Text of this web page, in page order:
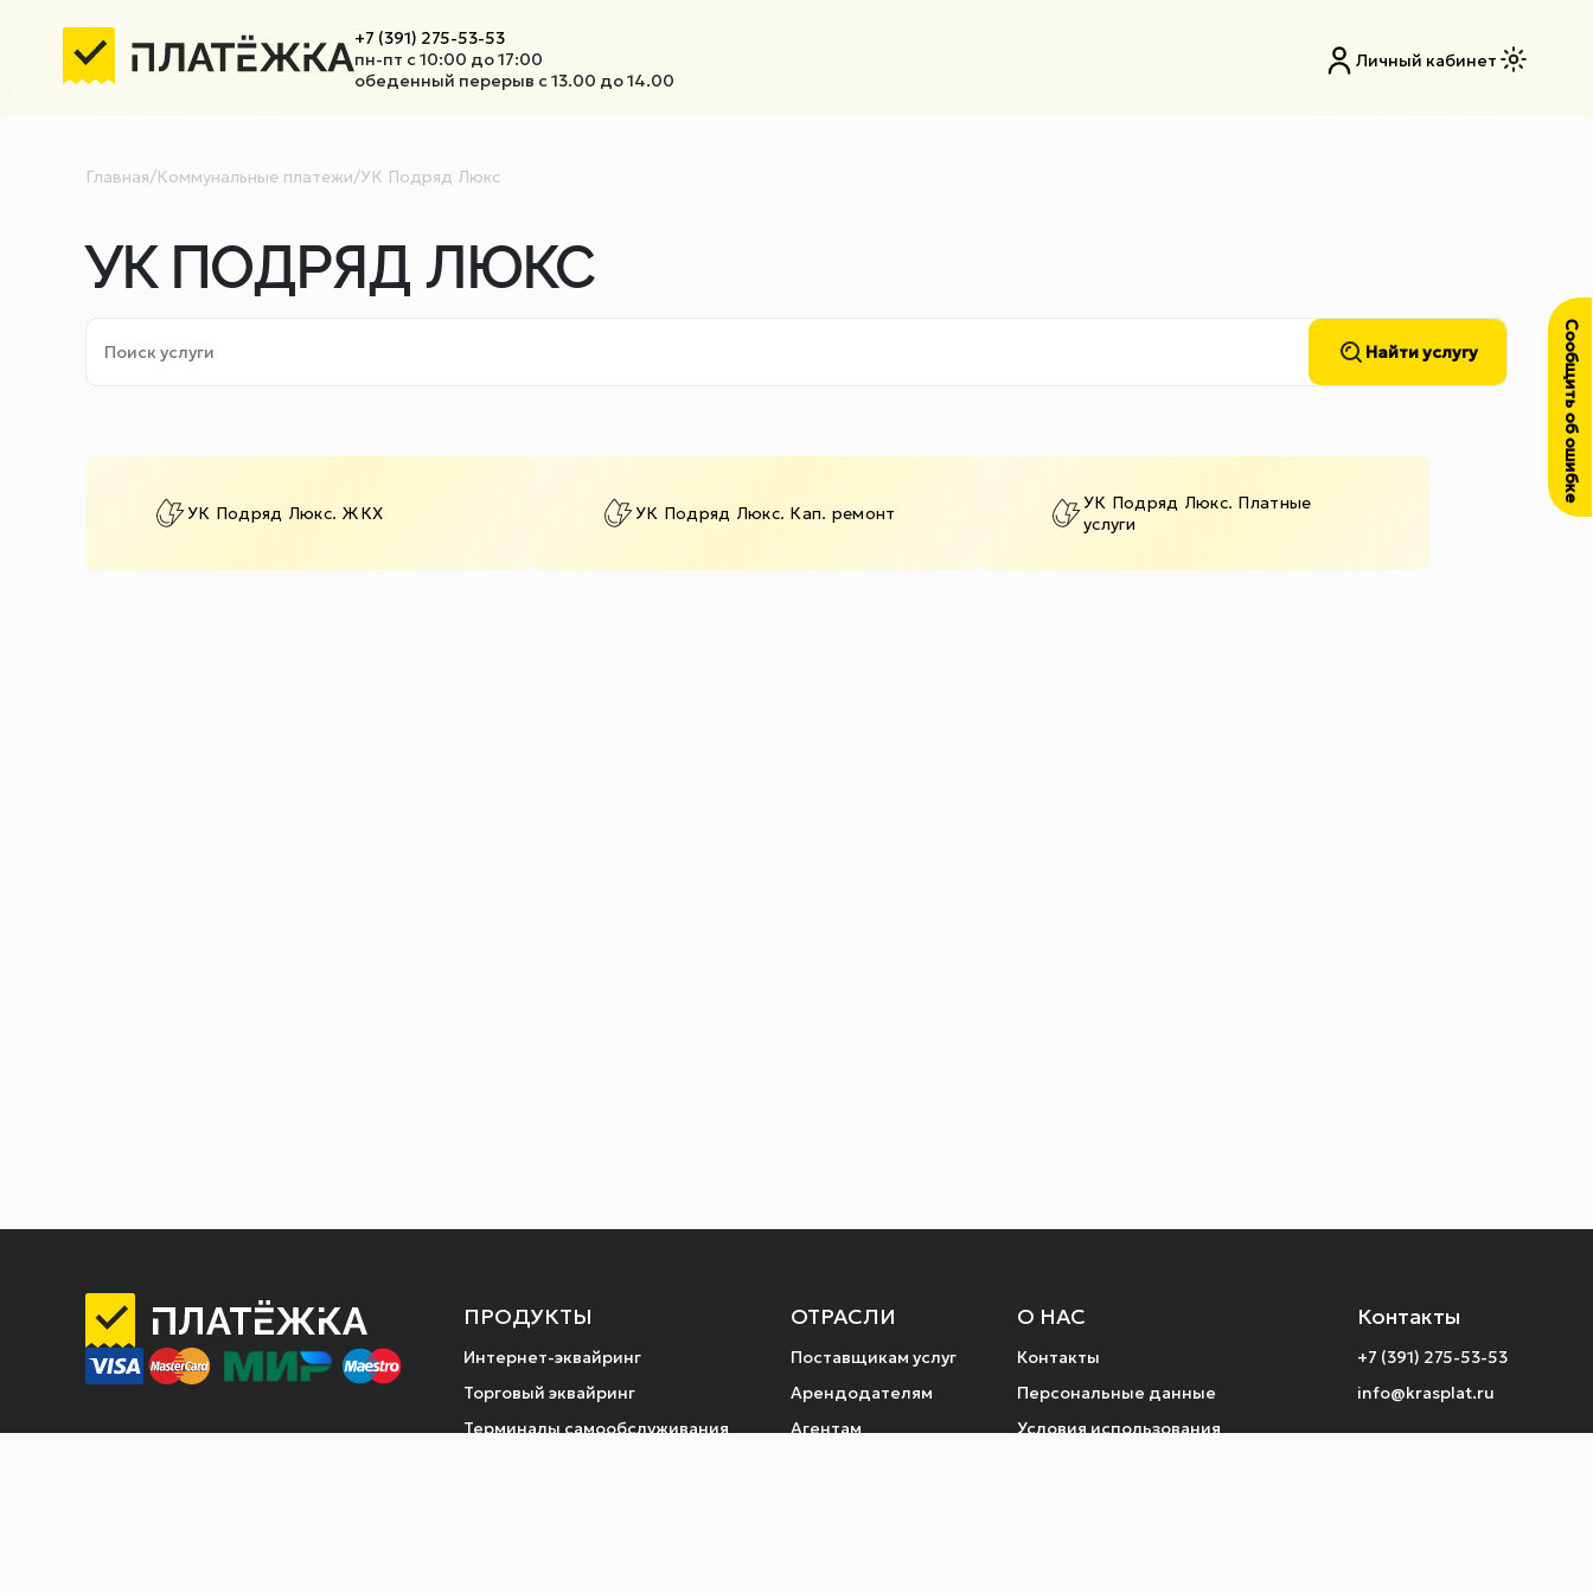
Сообщить об ошибке
+7 (391) 275-53-53
пн-пт с 10:00 до 17:00
обеденный перерыв с 13.00 до 14.00
Личный кабинет
Главная/Коммунальные платежи/УК Подряд Люкс
УК ПОДРЯД ЛЮКС
Найти услугу
УК Подряд Люкс. ЖКХ УК Подряд Люкс. Кап. ремонт
УК Подряд Люкс. Платные
услуги
ПРОДУКТЫ
Интернет-эквайринг
Торговый эквайринг
Терминалы самообслуживания
ОТРАСЛИ
Поставщикам услуг
Арендодателям
Агентам
О НАС
Контакты
Персональные данные
Условия использования
Контакты
+7 (391) 275-53-53
info@krasplat.ru